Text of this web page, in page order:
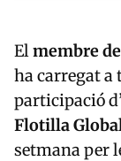
El membre
ha carregat
participació
Flotilla
setmana per